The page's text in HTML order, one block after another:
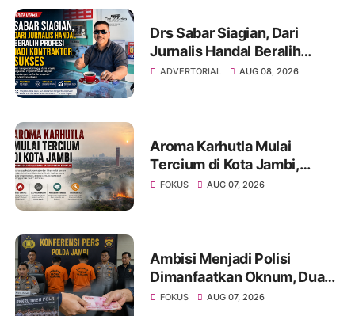
Drs Sabar Siagian, Dari
Jurnalis Handal Beralih
Profesi Jadi Kontraktor
ADVERTORIAL AUG 08, 2026
Aroma Karhutla Mulai
Tercium di Kota Jambi,
Warga Diminta Waspada
FOKUS AUG 07, 2026
Ambisi Menjadi Polisi
Dimanfaatkan Oknum, Dua
Anggota Polda Jambi Diduga
FOKUS AUG 07, 2026